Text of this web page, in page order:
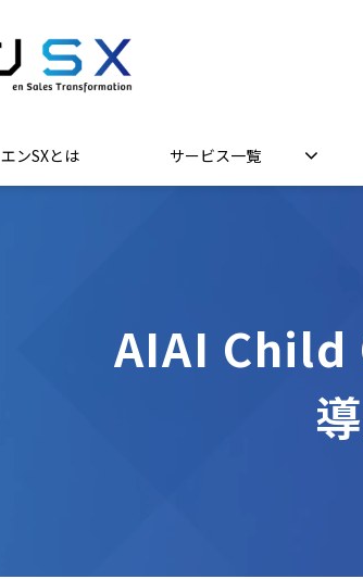
エンSXとは サービス一覧
AIAI Child